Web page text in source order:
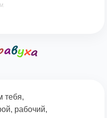
тебя,
рабочий,